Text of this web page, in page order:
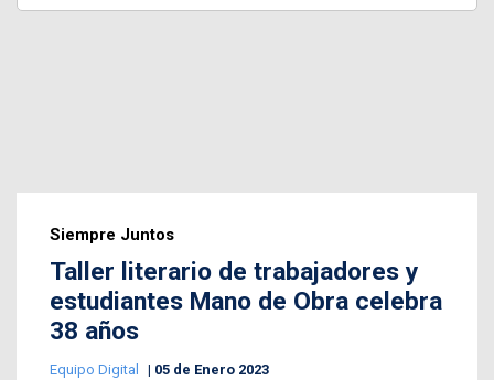
Siempre Juntos
Taller literario de trabajadores y
estudiantes Mano de Obra celebra
38 años
Equipo Digital 05 de Enero 2023